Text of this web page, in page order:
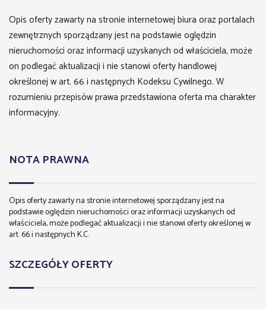
Opis oferty zawarty na stronie internetowej biura oraz portalach
zewnętrznych sporządzany jest na podstawie oględzin
nieruchomości oraz informacji uzyskanych od właściciela, może
on podlegać aktualizacji i nie stanowi oferty handlowej
określonej w art. 66 i następnych Kodeksu Cywilnego. W
rozumieniu przepisów prawa przedstawiona oferta ma charakter
informacyjny.
NOTA PRAWNA
Opis oferty zawarty na stronie internetowej sporządzany jest na
podstawie oględzin nieruchomości oraz informacji uzyskanych od
właściciela, może podlegać aktualizacji i nie stanowi oferty określonej w
art. 66 i następnych K.C.
SZCZEGÓŁY OFERTY